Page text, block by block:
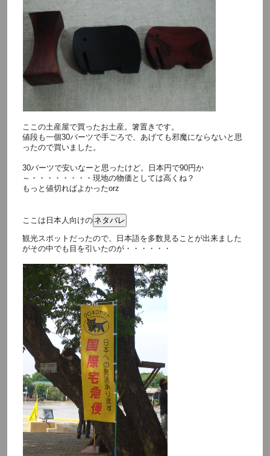
ここの土産屋で買ったお土産。箸置きです。
値段も一個30バーツで手ごろで、あげても邪魔にならないと思
ったので買いました。
30バーツで安いなーと思ったけど。日本円で90円か
～・・・・・・・・現地の物価としては高くね？
もっと値切ればよかったorz
ここは日本人向けの
観光スポットだったので、日本語を多数見ることが出来ました
がその中でも目を引いたのが・・・・・・